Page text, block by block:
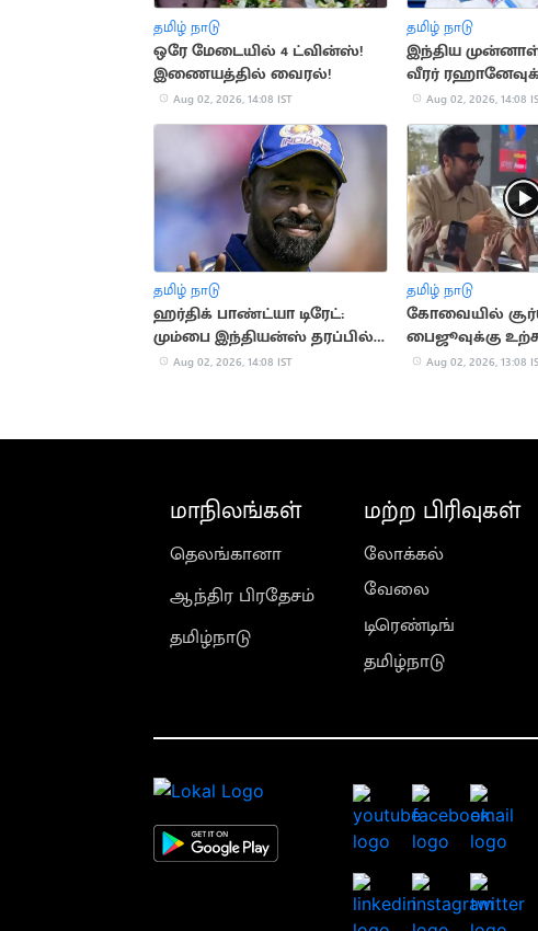
தமிழ் நாடு
ஒரே மேடையில் 4 ட்வின்ஸ்!
இணையத்தில் வைரல்!
Aug 02, 2026, 14:08 IST
தமிழ் நாடு
இந்திய முன்னாள்
வீரர்
'பென்சன்'
Aug 02, 2026, 14:08
தமிழ் நாடு
ஹர்திக் பாண்ட்யா டிரேட்:
மும்பை இந்தியன்ஸ் தரப்பில்
விளக்கம்
Aug 02, 2026, 14:08 IST
தமிழ் நாடு
கோவையில்
பைஜூவுக்கு
Aug 02, 2026, 13:08
மாநிலங்கள்
தெலங்கானா
ஆந்திர பிரதேசம்
தமிழ்நாடு
மற்ற பிரிவுகள்
லோக்கல்
வேலை
டிரெண்டிங்
தமிழ்நாடு